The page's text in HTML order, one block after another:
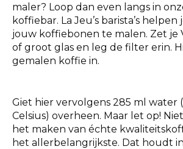
maler? Loop dan even langs in
koffiebar. La Jeu’s barista’s helpen
jouw koffiebonen te malen. Zet je
of groot glas en leg de filter erin.
gemalen koffie in.
Giet hier vervolgens 285 ml water
Celsius) overheen. Maar let op!
het maken van échte
het allerbelangrijkste. Dat houdt